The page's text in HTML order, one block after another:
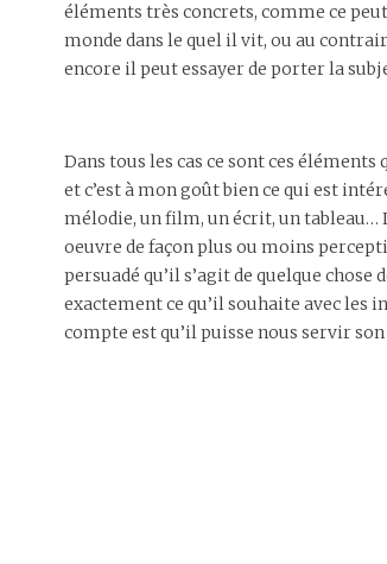
éléments très concrets, comme ce
monde dans le quel il vit, ou au
encore il peut essayer de porter la
Dans tous les cas ce sont ces
et c’est à mon goût bien ce qui est
mélodie, un film, un écrit, un tableau…
oeuvre de façon plus ou moins
persuadé qu’il s’agit de quelque
exactement ce qu’il souhaite avec les
compte est qu’il puisse nous servir son